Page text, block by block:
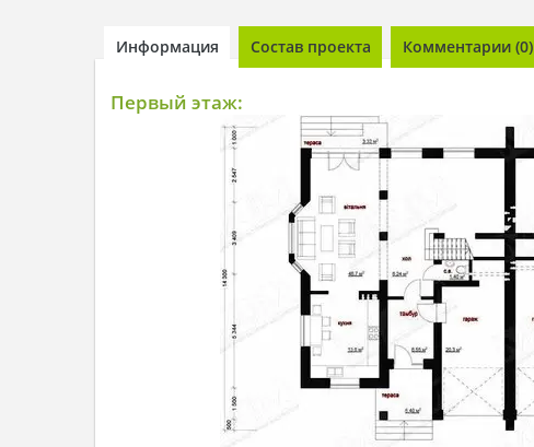
Информация Состав проекта Комментарии (0)
Первый этаж: